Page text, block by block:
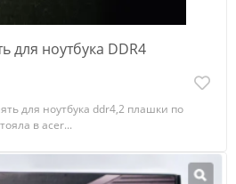
для ноутбука DDR4
для ноутбука ddr4,2 плашки по
в acer...